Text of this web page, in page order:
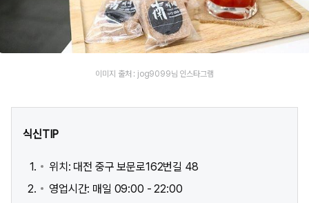
이미지 출처 : jog9099님 인스타그램
식신TIP
위치: 대전 중구 보문로162번길 48
영업시간: 매일 09:00 - 22:00